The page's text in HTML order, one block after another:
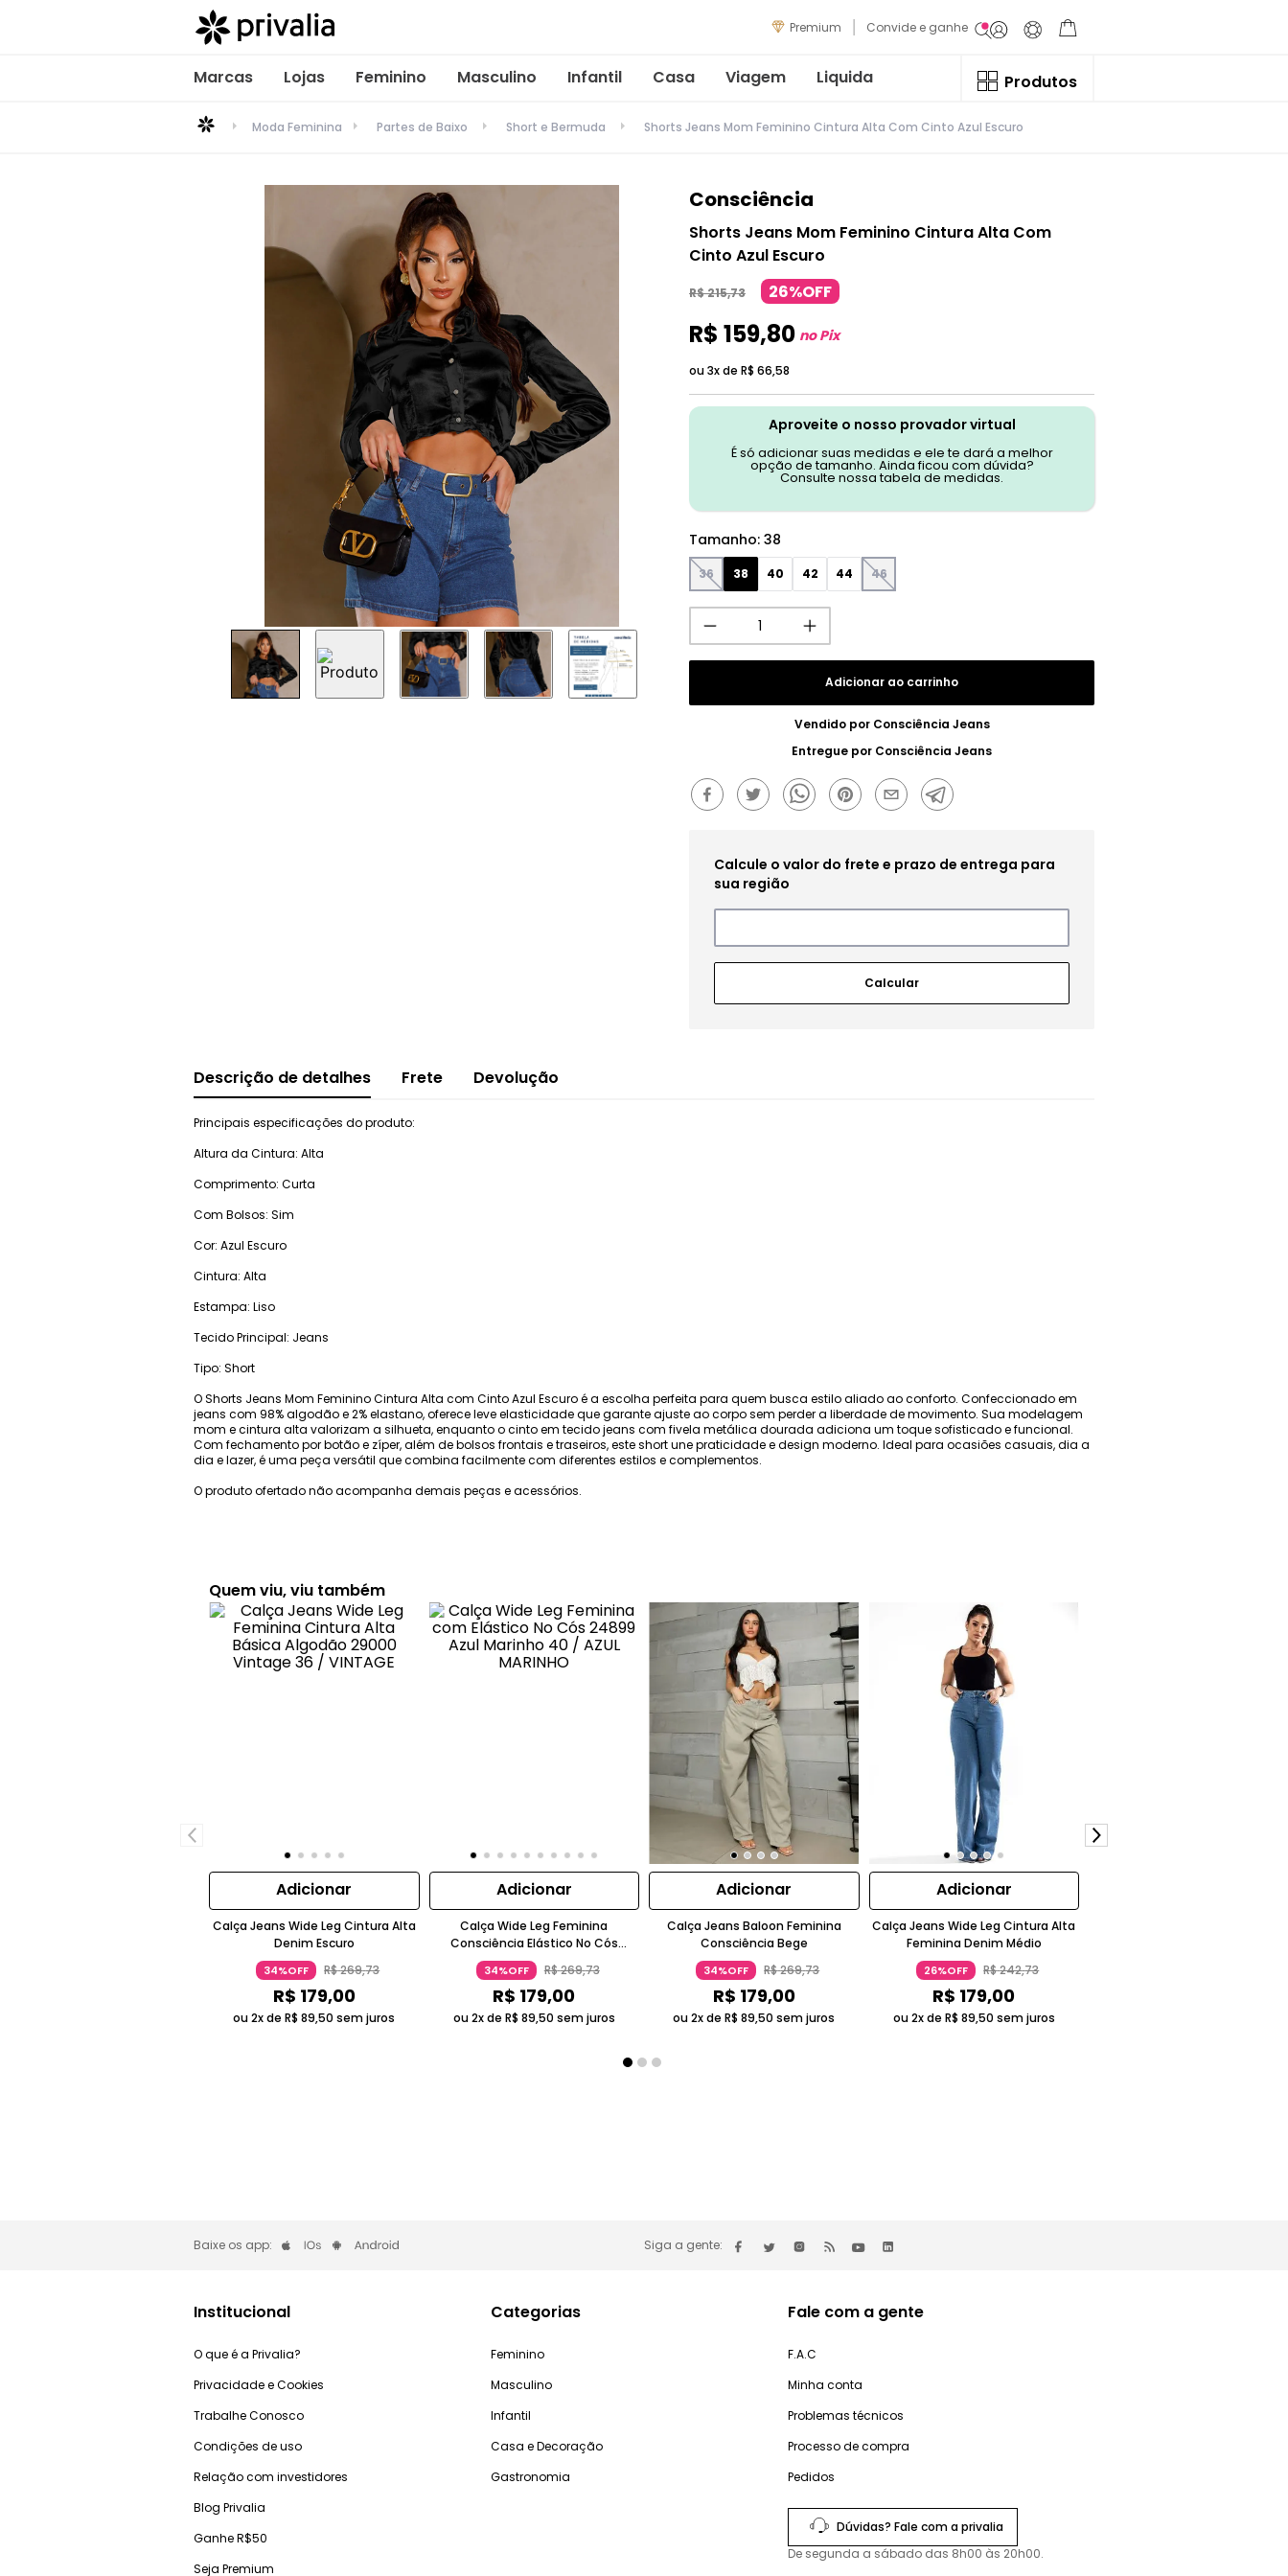
Premium Convide e ganhe
Marcas Lojas Feminino Masculino Infantil Casa Viagem Liquida Produtos
Moda Feminina Partes de Baixo Short e Bermuda Shorts Jeans Mom Feminino Cintura Alta Com Cinto Azul Escuro
Consciência
Shorts Jeans Mom Feminino Cintura Alta Com
Cinto Azul Escuro
R$215,73 26%OFF
R$ 159,80 no Pix
ou 3x de R$ 66,58
Aproveite o nosso provador virtual
É só adicionar suas medidas e ele te dará a melhor
opção de tamanho. Ainda ficou com dúvida?
Consulte nossa tabela de medidas.
Tamanho: 38
36 38 40 42 44 46
Adicionar ao carrinho
Vendido por Consciência Jeans
Entregue por Consciência Jeans
Descrição de detalhes Frete Devolução
Principais especificações do produto:
Altura da Cintura: Alta
Comprimento: Curta
Com Bolsos: Sim
Cor: Azul Escuro
Cintura: Alta
Estampa: Liso
Tecido Principal: Jeans
Tipo: Short
O Shorts Jeans Mom Feminino Cintura Alta com Cinto Azul Escuro é a escolha perfeita para quem busca estilo aliado ao conforto. Confeccionado em
jeans com 98% algodão e 2% elastano, oferece leve elasticidade que garante ajuste ao corpo sem perder a liberdade de movimento. Sua modelagem
mom e cintura alta valorizam a silhueta, enquanto o cinto em tecido jeans com fivela metálica dourada adiciona um toque sofisticado e funcional.
Com fechamento por botão e zíper, além de bolsos frontais e traseiros, este short une praticidade e design moderno. Ideal para ocasiões casuais, dia a
dia e lazer, é uma peça versátil que combina facilmente com diferentes estilos e complementos.
O produto ofertado não acompanha demais peças e acessórios.
Quem viu, viu também
Adicionar
Calça Jeans Wide Leg Cintura Alta
Denim Escuro
34%OFF R$269,73
R$ 179,00
ou 2x deR$ 89,50 sem juros
Adicionar
Calça Wide Leg Feminina
Consciência Elástico No Cós
Algodão Denim Lavagem Azul
Marinho 24899
34%OFF R$269,73
R$ 179,00
ou 2x de R$ 89,50 sem juros
Adicionar
Calça Jeans Baloon Feminina
Consciência Bege
34%OFF R$269,73
R$ 179,00
ou 2x deR$ 89,50 sem juros
Adicionar
Calça Jeans Wide Leg Cintura Alta
Feminina Denim Médio
26%OFF R$242,73
R$ 179,00
ou 2x de R$ 89,50 sem juros
Baixe os app: Siga a gente:
Institucional
O que é a Privalia?
Privacidade e Cookies
Trabalhe Conosco
Condições de uso
Relação com investidores
Blog Privalia
Ganhe R$50
Seja Premium
Categorias
Feminino
Masculino
Infantil
Casa e Decoração
Gastronomia
Fale com a gente
F.A.C
Minha conta
Problemas técnicos
Processo de compra
Pedidos
Dúvidas? Fale com a privalia
De segunda a sábado das 8h00 às 20h00.